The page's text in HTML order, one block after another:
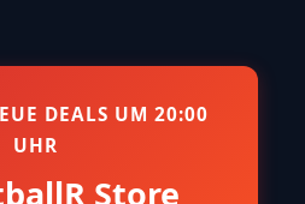
DEALS UM 20:00
UHR
Store